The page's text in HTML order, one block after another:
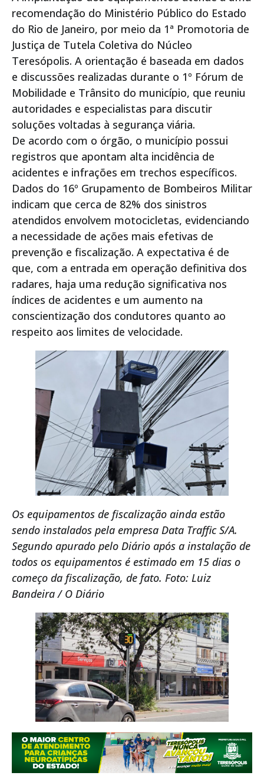
recomendação do Ministério Público do Estado
do Rio de Janeiro, por meio da 1ª Promotoria de
Justiça de Tutela Coletiva do Núcleo
Teresópolis. A orientação é baseada em dados
e discussões realizadas durante o 1º Fórum de
Mobilidade e Trânsito do município, que reuniu
autoridades e especialistas para discutir
soluções voltadas à segurança viária.
De acordo com o órgão, o município possui
registros que apontam alta incidência de
acidentes e infrações em trechos específicos.
Dados do 16º Grupamento de Bombeiros Militar
indicam que cerca de 82% dos sinistros
atendidos envolvem motocicletas, evidenciando
a necessidade de ações mais efetivas de
prevenção e fiscalização. A expectativa é de
que, com a entrada em operação definitiva dos
radares, haja uma redução significativa nos
índices de acidentes e um aumento na
conscientização dos condutores quanto ao
respeito aos limites de velocidade.
Os equipamentos de fiscalização ainda estão
sendo instalados pela empresa Data Traffic S/A.
Segundo apurado pelo Diário após a instalação de
todos os equipamentos é estimado em 15 dias o
começo da fiscalização, de fato. Foto: Luiz
Bandeira / O Diário